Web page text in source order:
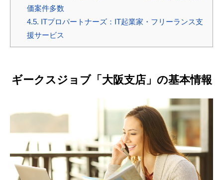
価案件多数
4.5. ITプロパートナーズ：IT起業家・フリーランス支
援サービス
ギークスジョブ「大阪支店」の基本情報